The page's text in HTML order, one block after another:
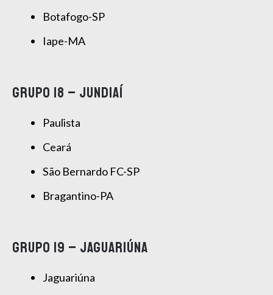
Botafogo-SP
Iape-MA
GRUPO 18 – JUNDIAÍ
Paulista
Ceará
São Bernardo FC-SP
Bragantino-PA
GRUPO 19 – JAGUARIÚNA
Jaguariúna